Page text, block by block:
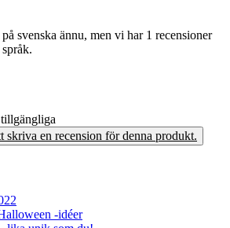
svenska ännu, men vi har 1 recensioner
skriva en recension för denna produkt.
-idéer